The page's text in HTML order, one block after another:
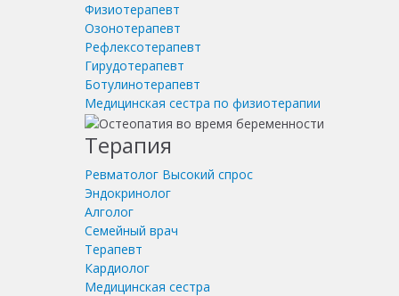
Физиотерапевт
Озонотерапевт
Рефлексотерапевт
Гирудотерапевт
Ботулинотерапевт
Медицинская сестра по физиотерапии
Терапия
Ревматолог Высокий спрос
Эндокринолог
Алголог
Семейный врач
Терапевт
Кардиолог
Медицинская сестра